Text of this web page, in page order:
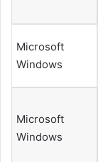
Microsoft
Windows
Microsoft
Windows